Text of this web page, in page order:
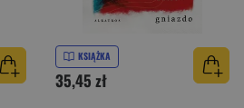
KSIĄŻKA
35,45 zł